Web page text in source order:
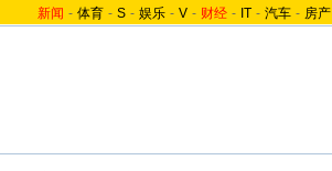
新闻 - 体育 - S - 娱乐 - V - 财经 - IT - 汽车 - 房产